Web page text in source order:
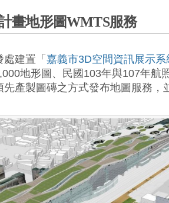
畫地形圖WMTS服務
建置「 嘉義市3D空間資訊展示系
地形圖、民國103年與107年航
先產製圖磚之方式發布地圖服務，